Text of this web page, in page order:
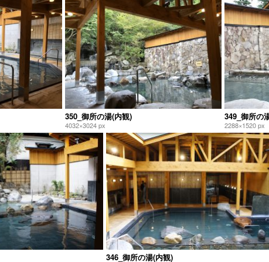
350_御所の湯(内観)
4032×3024 px
349_御所の
2288×1520 px
346_御所の湯(内観)